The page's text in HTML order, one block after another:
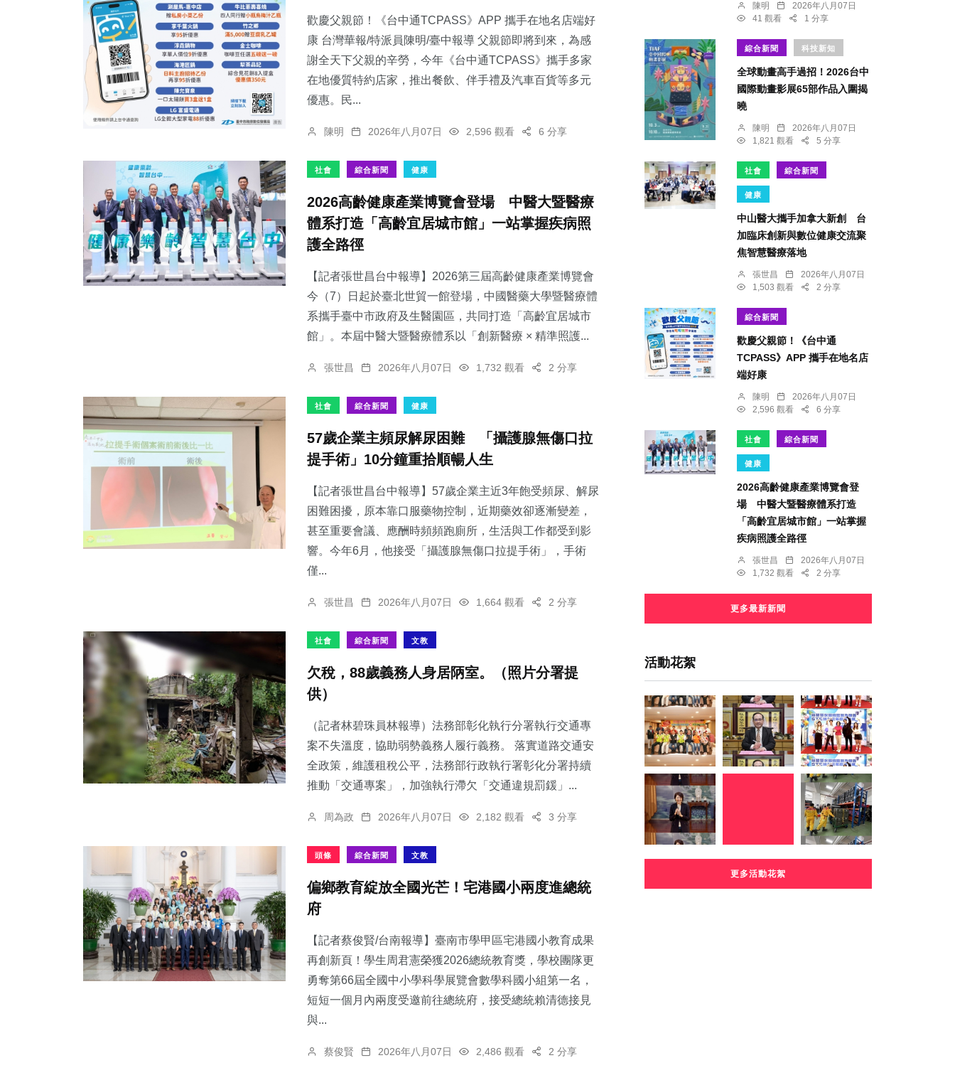
歡慶父親節！《台中通TCPASS》APP 攜手在地名店端好
康 台灣華報/特派員陳明/臺中報導 父親節即將到來，為感
謝全天下父親的辛勞，今年《台中通TCPASS》攜手多家
在地優質特約店家，推出餐飲、伴手禮及汽車百貨等多元
優惠。民...
陳明 2026年八月07日 2,596 觀看 6 分享
社會 綜合新聞 健康
2026高齡健康產業博覽會登場 中醫大暨醫療
體系打造「高齡宜居城市館」一站掌握疾病照
護全路徑
【記者張世昌台中報導】2026第三屆高齡健康產業博覽會
今（7）日起於臺北世貿一館登場，中國醫藥大學暨醫療體
系攜手臺中市政府及生醫園區，共同打造「高齡宜居城市
館」。本屆中醫大暨醫療體系以「創新醫療 × 精準照護...
張世昌 2026年八月07日 1,732 觀看 2 分享
社會 綜合新聞 健康
57歲企業主頻尿解尿困難 「攝護腺無傷口拉
提手術」10分鐘重拾順暢人生
【記者張世昌台中報導】57歲企業主近3年飽受頻尿、解尿
困難困擾，原本靠口服藥物控制，近期藥效卻逐漸變差，
甚至重要會議、應酬時頻頻跑廁所，生活與工作都受到影
響。今年6月，他接受「攝護腺無傷口拉提手術」，手術
僅...
張世昌 2026年八月07日 1,664 觀看 2 分享
社會 綜合新聞 文教
欠稅，88歲義務人身居陃室。（照片分署提
供）
（記者林碧珠員林報導）法務部彰化執行分署執行交通專
案不失溫度，協助弱勢義務人履行義務。 落實道路交通安
全政策，維護租稅公平，法務部行政執行署彰化分署持續
推動「交通專案」，加強執行滯欠「交通違規罰鍰」...
周為政 2026年八月07日 2,182 觀看 3 分享
頭條 綜合新聞 文教
偏鄉教育綻放全國光芒！宅港國小兩度進總統
府
【記者蔡俊賢/台南報導】臺南市學甲區宅港國小教育成果
再創新頁！學生周君憲榮獲2026總統教育獎，學校團隊更
勇奪第66屆全國中小學科學展覽會數學科國小組第一名，
短短一個月內兩度受邀前往總統府，接受總統賴清德接見
與...
蔡俊賢 2026年八月07日 2,486 觀看 2 分享
陳明
2026年八月07日
41 觀看
1 分享
綜合新聞 科技新知
全球動畫高手過招！2026台中
國際動畫影展65部作品入圍揭
曉
陳明
2026年八月07日
1,821 觀看
5 分享
社會 綜合新聞
健康
中山醫大攜手加拿大新創 台
加臨床創新與數位健康交流聚
焦智慧醫療落地
張世昌
2026年八月07日
1,503 觀看
2 分享
綜合新聞
歡慶父親節！《台中通
TCPASS》APP 攜手在地名店
端好康
陳明
2026年八月07日
2,596 觀看
6 分享
社會 綜合新聞
健康
2026高齡健康產業博覽會登
場 中醫大暨醫療體系打造
「高齡宜居城市館」一站掌握
疾病照護全路徑
張世昌
2026年八月07日
1,732 觀看
2 分享
更多最新新聞
活動花絮
更多活動花絮